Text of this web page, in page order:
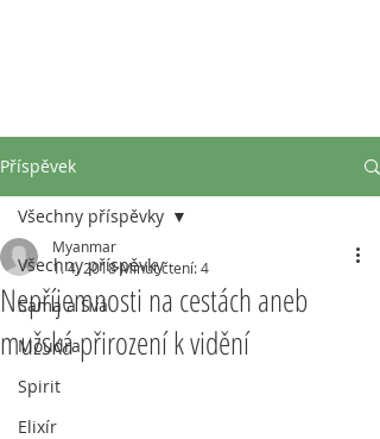
Příspěvek
Všechny příspěvky
Sama a Svá
Moudra
Spirit
Elixír
Všechny příspěvky
Nepříjemnosti na cestách aneb
mužská přirození k vidění
Myanmar
1. 4. 2018Minut čtení: 4